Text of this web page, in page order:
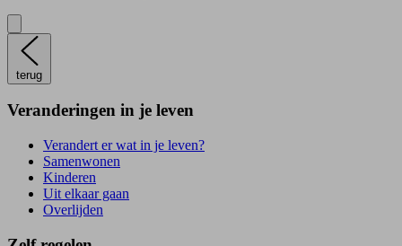
terug
Veranderingen in je leven
Verandert er wat in je leven?
Samenwonen
Kinderen
Uit elkaar gaan
Overlijden